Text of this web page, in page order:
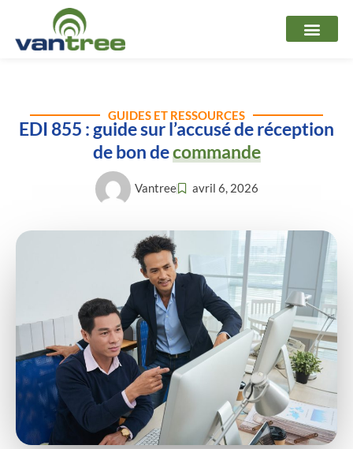
contenu
GUIDES ET RESSOURCES
EDI 855 : guide sur l’accusé de réception
de bon decommande
Vantree avril 6, 2026